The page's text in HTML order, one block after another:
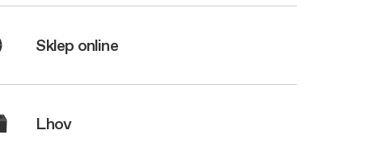
Sklep online
Lhov